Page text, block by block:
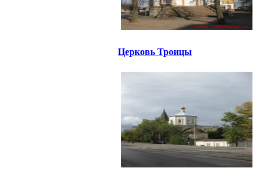
Церковь Троицы